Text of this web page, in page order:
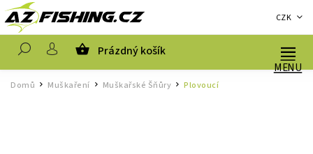
CZK
Prázdný košík
Domů / Muškaření Muškařské Šňůry / Plovoucí